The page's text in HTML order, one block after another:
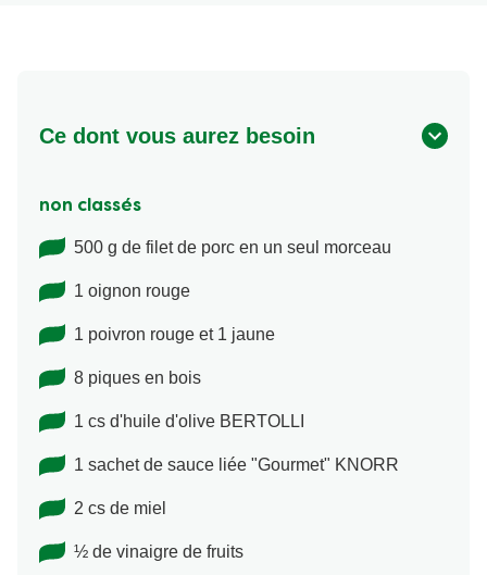
Ce dont vous aurez besoin
non classés
500 g de filet de porc en un seul morceau
1 oignon rouge
1 poivron rouge et 1 jaune
8 piques en bois
1 cs d'huile d'olive BERTOLLI
1 sachet de sauce liée "Gourmet" KNORR
2 cs de miel
½ de vinaigre de fruits